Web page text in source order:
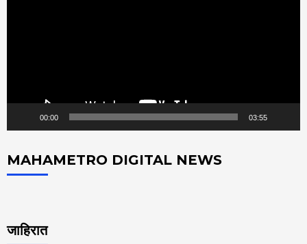
00:00 03:55
MAHAMETRO DIGITAL NEWS
जाहिरात